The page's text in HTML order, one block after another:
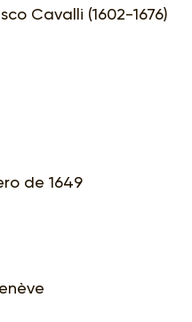
Cavalli (1602-1676)
de 1649